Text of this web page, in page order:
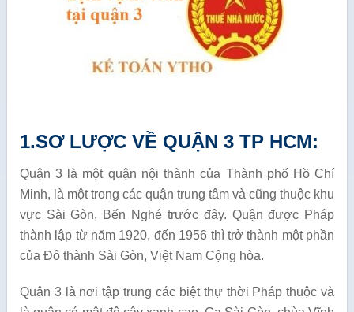
1.SƠ LƯỢC VỀ QUẬN 3 TP HCM:
Quận 3 là một quận nội thành của Thành phố Hồ Chí
Minh, là một trong các quận trung tâm và cũng thuộc khu
vực Sài Gòn, Bến Nghé trước đây. Quận được Pháp
thành lập từ năm 1920, đến 1956 thì trở thành một phần
của Đô thành Sài Gòn, Việt Nam Cộng hòa.
Quận 3 là nơi tập trung các biệt thự thời Pháp thuộc và